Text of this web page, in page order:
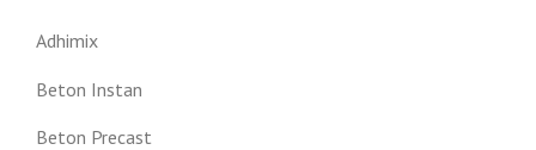
Adhimix
Beton Instan
Beton Precast